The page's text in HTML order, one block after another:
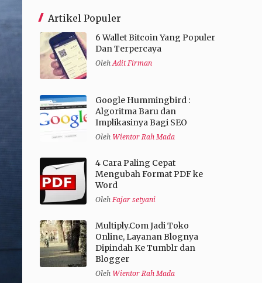
Artikel Populer
6 Wallet Bitcoin Yang Populer
Dan Terpercaya
OlehAdit Firman
Google Hummingbird :
Algoritma Baru dan
Implikasinya Bagi SEO
Oleh Wientor Rah Mada
4 Cara Paling Cepat
Mengubah Format PDF ke
Word
OlehFajar setyani
Multiply.Com Jadi Toko
Online, Layanan Blognya
Dipindah Ke Tumblr dan
Blogger
Oleh Wientor Rah Mada